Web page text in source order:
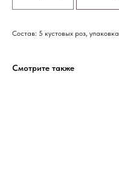
Состав: 5 кустовых роз, упаковка
Смотрите также